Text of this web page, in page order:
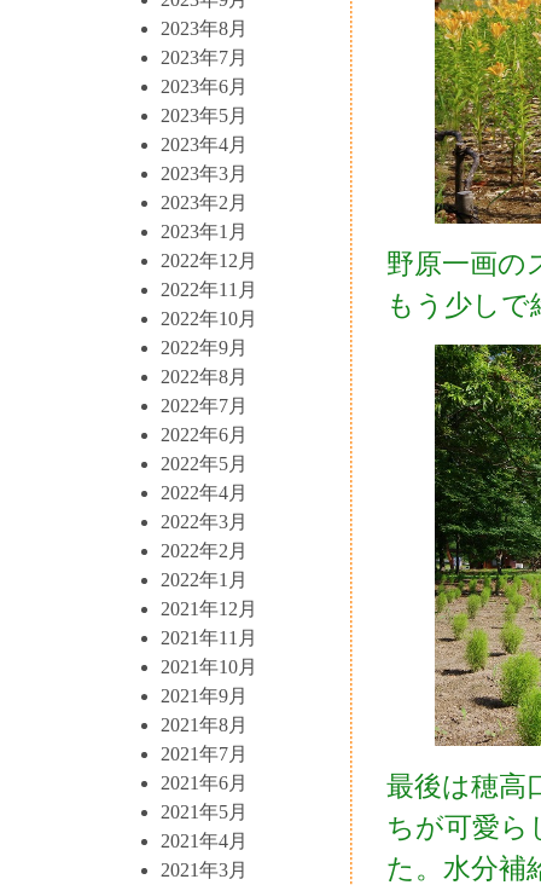
2023年8月
2023年7月
2023年6月
2023年5月
2023年4月
2023年3月
2023年2月
2023年1月
2022年12月
2022年11月
2022年10月
2022年9月
2022年8月
2022年7月
2022年6月
2022年5月
2022年4月
2022年3月
2022年2月
2022年1月
2021年12月
2021年11月
2021年10月
2021年9月
2021年8月
2021年7月
2021年6月
2021年5月
2021年4月
2021年3月
野原一画の
もう少し
最後は穂高
ちが可愛ら
た。水分補